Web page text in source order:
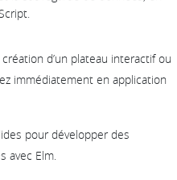
d’un plateau interactif ou
immédiatement en application
pour développer des
avec Elm.